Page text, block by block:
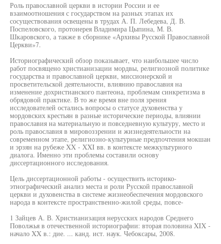
Роль православной церкви в истории России и ее
взаимоотношения с государством на разных этапах их
сосуществования освещены в трудах А. П. Лебедева, Д. В.
Поспеловского, протоиерея Владимира Цыпина, М. В.
Шкаровского, а также в сборнике «Архивы Русской Православной
Церкви»7.
Историографический обзор показывает, что наибольшее число
работ посвящено христианизации мордвы, религиозной политике
государства и православной церкви, миссионерской и
просветительской деятельности, влиянию православия на
изменение дохристианского пантеона, проблемам синкретизма в
обрядовой практике. В то же время вне поля зрения
исследователей остались вопросы о статусе духовенства у
мордовских крестьян в разные исторические периоды, влиянии
православия на материальную и повседневную культуру, место и
роль православия в мировоззрении и жизнедеятельности на
современном этапе, религиозно-культурные предпочтения мокшан
и эрзян на рубеже XX - XXI вв. в контексте межкультурного
диалога. Именно эти проблемы составили основу
диссертационного исследования.
Цель диссертационной работы - осуществить историко-
этнографический анализ места и роли Русской православной
церкви и духовенства в системе жизнеобеспечения мордовского
народа в контексте пространственно-жилой среды, повсе-
1 Зайцев А. В. Христианизация нерусских народов Среднего
Поволжья в отечественной историографии: вторая половина XIX -
начало XX в.: дие. ... канд. ист. наук. Чебоксары, 2008.